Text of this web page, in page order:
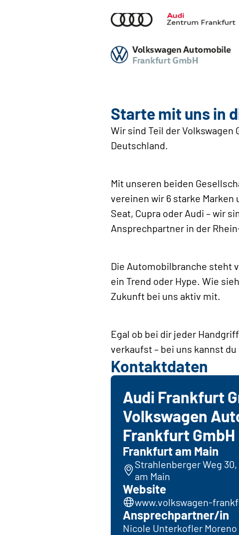
Starte mit uns in
Wir sind Teil der
Deutschland.
Mit unseren beiden
vereinen wir 6 starke Marken
Seat, Cupra oder Audi – wir
Ansprechpartner in der
Die Automobilbranche steht
ein Trend oder Hype. Wie
Zukunft bei uns aktiv mit.
Egal ob bei dir jeder
verkaufst – bei uns kannst
Kontaktdaten
Audi Frankfurt
Volkswagen
Frankfurt GmbH
Frankfurt am Main
Strahlenberger Weg
am Main
Website
www.volkswagen-
Ansprechpartner/in
Nicole Unterkofler Moreno